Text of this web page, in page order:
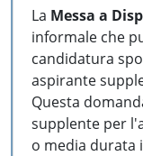
La Messa a
informale che
candidatura
aspirante
Questa
supplente per
o media durata